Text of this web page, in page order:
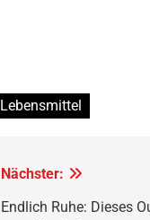
Lebensmittel
Nächster:
Endlich Ruhe: Dieses